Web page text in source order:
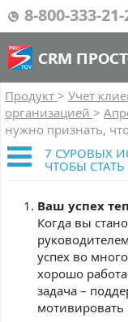
8-800-333-
CRM
Продукт > Учет
организацией >
нужно признать,
7 СУРОВЫХ
ЧТОБЫ
Ваш успех
Когда вы
успех во
хорошо
задача –
мотивировать